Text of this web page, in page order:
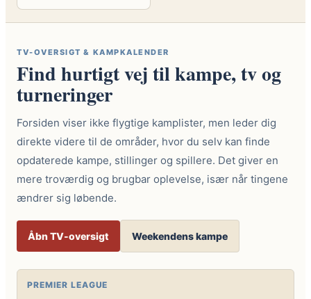
TV-OVERSIGT & KAMPKALENDER
Find hurtigt vej til kampe, tv og
turneringer
Forsiden viser ikke flygtige kamplister, men leder dig
direkte videre til de områder, hvor du selv kan finde
opdaterede kampe, stillinger og spillere. Det giver en
mere troværdig og brugbar oplevelse, især når tingene
ændrer sig løbende.
Åbn TV-oversigt Weekendens kampe
PREMIER LEAGUE